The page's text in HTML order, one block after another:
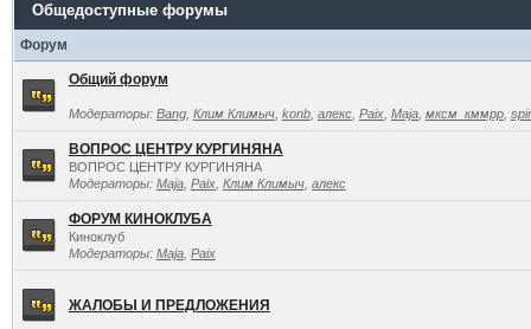
Общедоступные форумы
Форум
Общий форум
Модераторы: Bang, Клим Климыч, konb, алекс, Paix, Maja, мксм_кммрр,
ВОПРОС ЦЕНТРУ КУРГИНЯНА
ВОПРОС ЦЕНТРУ КУРГИНЯНА
Модераторы: Maja, Paix, Клим Климыч, алекс
ФОРУМ КИНОКЛУБА
Киноклуб
Модераторы: Maja, Paix
ЖАЛОБЫ И ПРЕДЛОЖЕНИЯ